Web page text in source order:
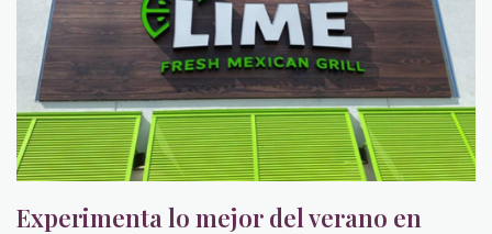
Experimenta lo mejor del verano en